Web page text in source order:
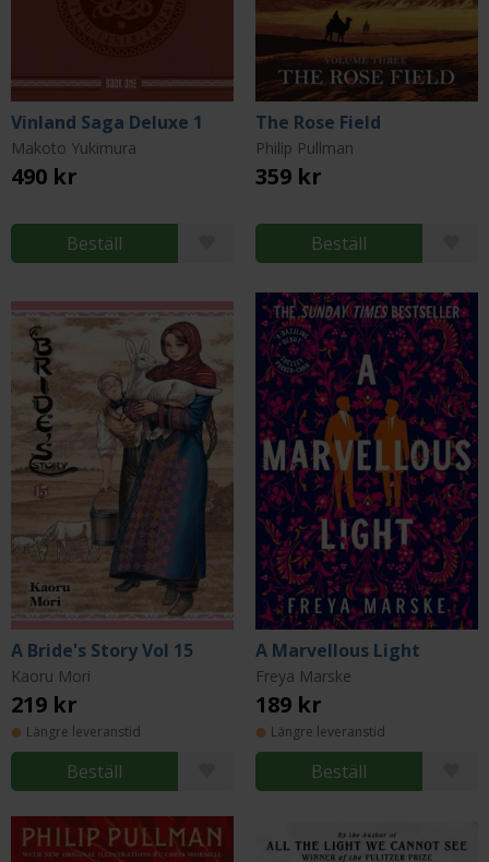
Vinland Saga Deluxe 1
Makoto Yukimura
490 kr
Beställ
The Rose Field
Philip Pullman
359 kr
Beställ
A Bride's Story Vol 15
Kaoru Mori
219 kr
Längre leveranstid
Beställ
A Marvellous Light
Freya Marske
189 kr
Längre leveranstid
Beställ